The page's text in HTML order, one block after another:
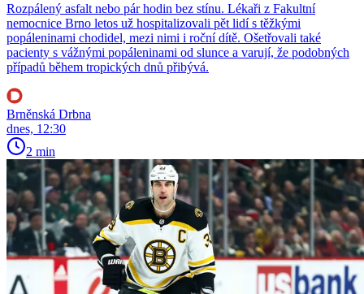
Rozpálený asfalt nebo pár hodin bez stínu. Lékaři z Fakultní
nemocnice Brno letos už hospitalizovali pět lidí s těžkými
popáleninami chodidel, mezi nimi i roční dítě. Ošetřovali také
pacienty s vážnými popáleninami od slunce a varují, že podobných
případů během tropických dnů přibývá.
Brněnská Drbna
dnes, 12:30
2 min